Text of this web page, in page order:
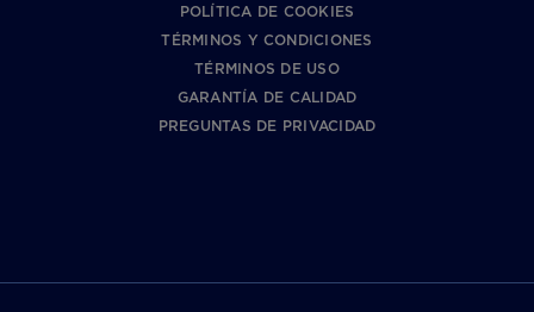
POLÍTICA DE COOKIES
TÉRMINOS Y CONDICIONES
TÉRMINOS DE USO
GARANTÍA DE CALIDAD
PREGUNTAS DE PRIVACIDAD